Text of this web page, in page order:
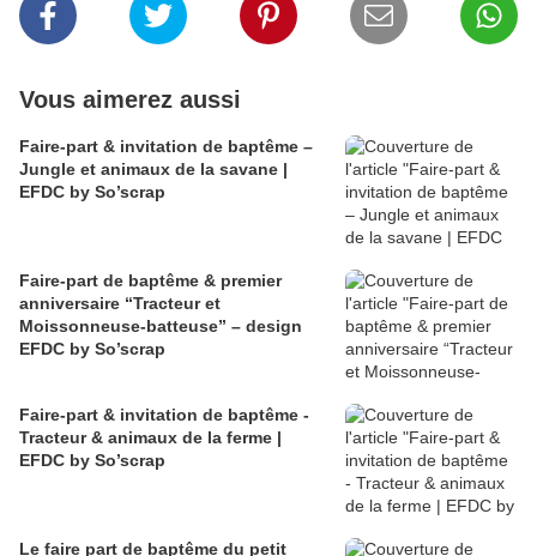
Vous aimerez aussi
Faire-part & invitation de baptême –
Jungle et animaux de la savane |
EFDC by So’scrap
Faire-part de baptême & premier
anniversaire “Tracteur et
Moissonneuse-batteuse” – design
EFDC by So’scrap
Faire-part & invitation de baptême -
Tracteur & animaux de la ferme |
EFDC by So’scrap
Le faire part de baptême du petit